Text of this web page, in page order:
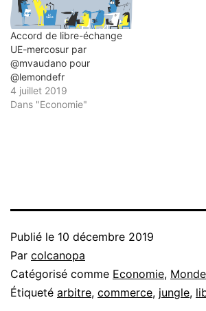
Accord de libre-échange
UE-mercosur par
@mvaudano pour
@lemondefr
4 juillet 2019
Dans "Economie"
Publié le 10 décembre 2019
Par colcanopa
Catégorisé comme Economie, Monde
Étiqueté arbitre, commerce, jungle,